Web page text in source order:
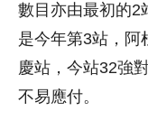
數目亦由最初的2
是今年第3站，阿
慶站，今站32強
不易應付。